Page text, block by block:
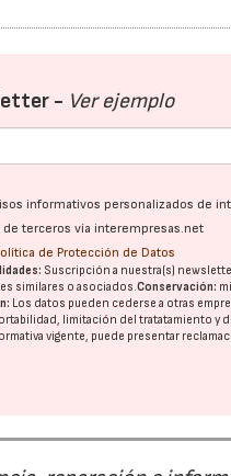
- Ver ejemplo
informativos personalizados de
terceros vía interempresas.net
de Protección de Datos
Suscripción a nuestra(s)
similares o asociados.Conservación:
Los datos pueden cederse a otras
limitación del tratatamiento y
vigente, puede presentar